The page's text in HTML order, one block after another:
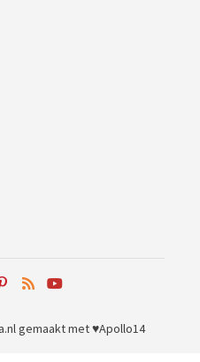
gemaakt met ♥Apollo14